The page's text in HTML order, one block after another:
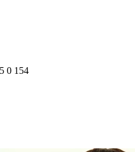
0 154